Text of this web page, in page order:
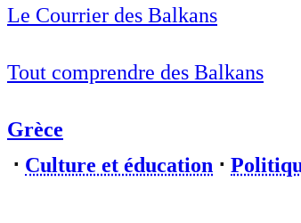
Le Courrier des Balkans
Tout comprendre des Balkans
Grèce
⋅ Culture et éducation ⋅